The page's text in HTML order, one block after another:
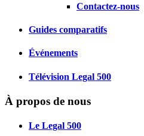
Contactez-nous
Guides comparatifs
Événements
Télévision Legal 500
À propos de nous
Le Legal 500